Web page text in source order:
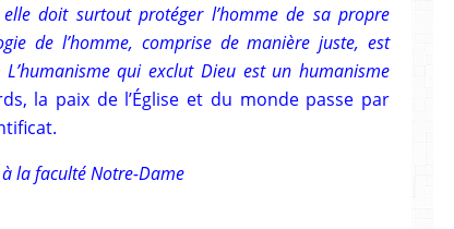
doit surtout protéger l’homme de sa propre
de l’homme, comprise de manière juste, est
L’humanisme qui exclut Dieu est un humanisme
la paix de l’Église et du monde passe par
la faculté Notre-Dame